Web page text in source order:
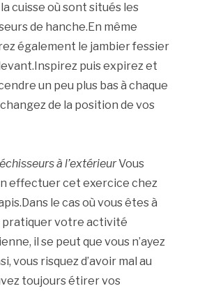
cuisse où sont situés les
de hanche.En même
également le jambier fessier
puis expirez et
un peu plus bas à chaque
de la position de vos
à l’extérieurVous
effectuer cet exercice chez
le cas où vous êtes à
pratiquer votre activité
il se peut que vous n’ayez
vous risquez d’avoir mal au
toujours étirer vos